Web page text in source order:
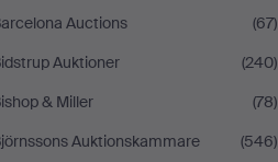
Auctions
(67)
Auktioner
(240)
& Miller
(78)
Auktionskammare
(546)